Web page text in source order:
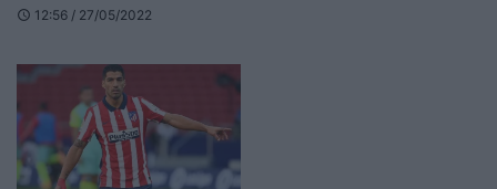
schedule 12:56 / 27/05/2022